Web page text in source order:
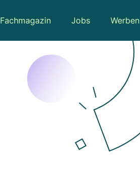
Fachmagazin Jobs Werben